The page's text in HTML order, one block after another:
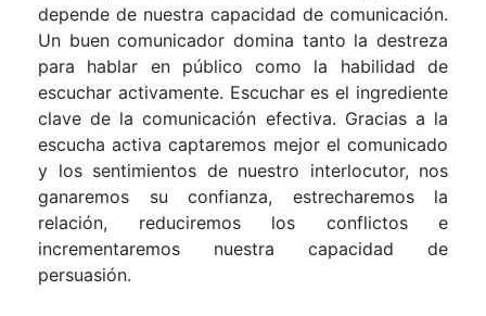
depende de nuestra capacidad de comunicación.
Un buen comunicador domina tanto la destreza
para hablar en público como la habilidad de
escuchar activamente. Escuchar es el ingrediente
clave de la comunicación efectiva. Gracias a la
escucha activa captaremos mejor el comunicado
y los sentimientos de nuestro interlocutor, nos
ganaremos su confianza, estrecharemos la
relación, reduciremos los conflictos e
incrementaremos nuestra capacidad de
persuasión.